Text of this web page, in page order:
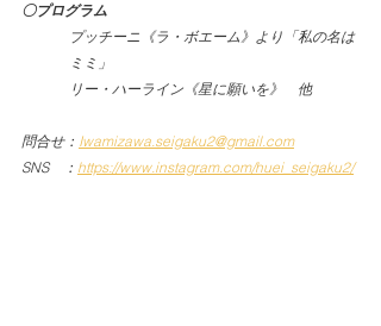
〇プログラム
プッチーニ《ラ・ボエーム》より「私の名は
ミミ」
リー・ハーライン《星に願いを》　他
問合せ： Iwamizawa.seigaku2@gmail.com
SNS　： https://www.instagram.com/huei_seigaku2/